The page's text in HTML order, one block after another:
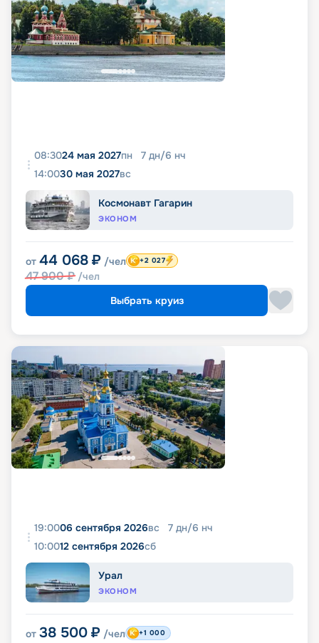
08:3024 мая 2027пн 7 дн/6 нч
14:0030 мая 2027вс
Космонавт Гагарин
ЭКОНОМ
от 44 068 ₽ /чел
47 900₽ /чел
+2 027
Выбрать круиз
19:0006 сентября 2026вс 7 дн/6 нч
10:0012 сентября 2026сб
Урал
ЭКОНОМ
от 38 500 ₽ /чел +1 000